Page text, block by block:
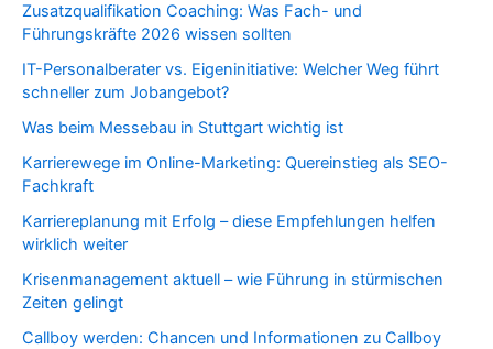
Zusatzqualifikation Coaching: Was Fach- und
Führungskräfte 2026 wissen sollten
IT-Personalberater vs. Eigeninitiative: Welcher Weg führt
schneller zum Jobangebot?
Was beim Messebau in Stuttgart wichtig ist
Karrierewege im Online-Marketing: Quereinstieg als SEO-
Fachkraft
Karriereplanung mit Erfolg – diese Empfehlungen helfen
wirklich weiter
Krisenmanagement aktuell – wie Führung in stürmischen
Zeiten gelingt
Callboy werden: Chancen und Informationen zu Callboy